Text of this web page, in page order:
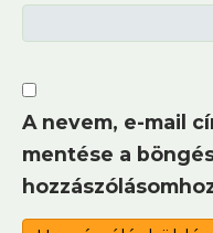
A nevem, e-mail
mentése a